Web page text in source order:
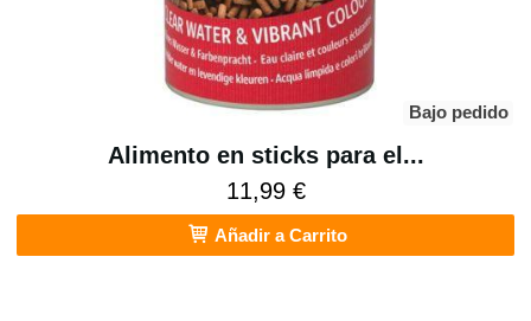
Bajo pedido
Alimento en sticks para el...
11,99 €
Añadir a Carrito